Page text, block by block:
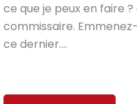
ce que je peux en faire
commissaire.
ce dernier....